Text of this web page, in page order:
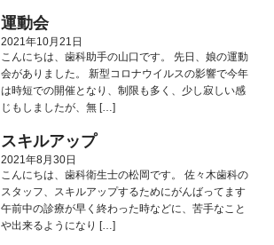
運動会
2021年10月21日
こんにちは、歯科助手の山口です。 先日、娘の運動
会がありました。 新型コロナウイルスの影響で今年
は時短での開催となり、制限も多く、少し寂しい感
じもしましたが、無 […]
スキルアップ
2021年8月30日
こんにちは、歯科衛生士の松岡です。 佐々木歯科の
スタッフ、スキルアップするためにがんばってます
午前中の診療が早く終わった時などに、苦手なこと
や出来るようになり […]